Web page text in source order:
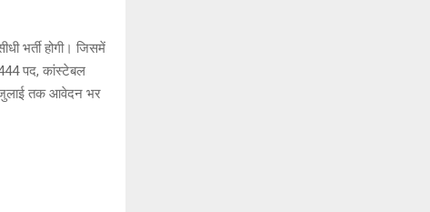
भर्ती होगी। जिसमें
पद, कांस्टेबल
जुलाई तक आवेदन भर